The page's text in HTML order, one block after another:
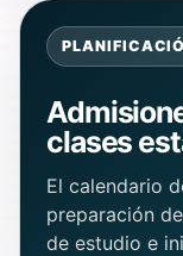
clases
El calendario
preparación
de estudio e